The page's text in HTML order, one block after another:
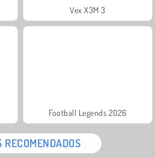
Vex X3M 3
Football Legends 2026
RECOMENDADOS